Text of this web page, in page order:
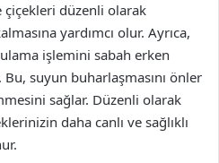
çiçekleri düzenli olarak
yardımcı olur. Ayrıca,
işlemini sabah erken
suyun buharlaşmasını önler
sağlar. Düzenli olarak
daha canlı ve sağlıklı